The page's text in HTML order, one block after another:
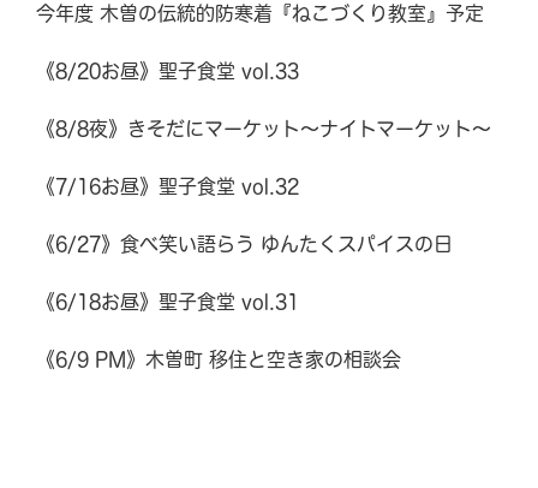
今年度 木曽の伝統的防寒着『ねこづくり教室』予定
《8/20お昼》聖子食堂 vol.33
《8/8夜》きそだにマーケット～ナイトマーケット～
《7/16お昼》聖子食堂 vol.32
《6/27》食べ笑い語らう ゆんたくスパイスの日
《6/18お昼》聖子食堂 vol.31
《6/9 PM》木曽町 移住と空き家の相談会